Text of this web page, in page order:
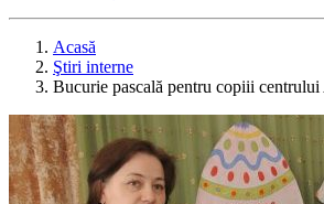
Acasă
Ştiri interne
Bucurie pascală pentru copiii